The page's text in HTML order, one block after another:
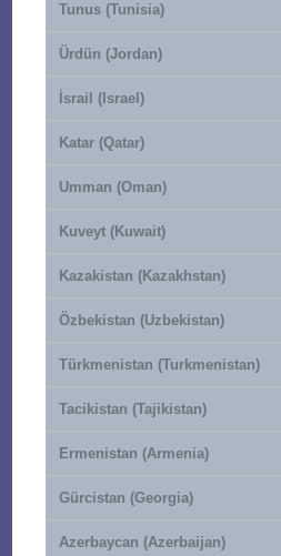
Tunus (Tunisia)
Ürdün (Jordan)
İsrail (Israel)
Katar (Qatar)
Umman (Oman)
Kuveyt (Kuwait)
Kazakistan (Kazakhstan)
Özbekistan (Uzbekistan)
Türkmenistan (Turkmenistan)
Tacikistan (Tajikistan)
Ermenistan (Armenia)
Gürcistan (Georgia)
Azerbaycan (Azerbaijan)